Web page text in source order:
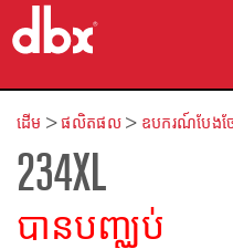
ផលិតផល
ករណីសិក្សា
កន្លែងទិញ
ដើម >ផលិតផល> ឧបករណ៍បែងច
234XL
បានបញ្ឈប់